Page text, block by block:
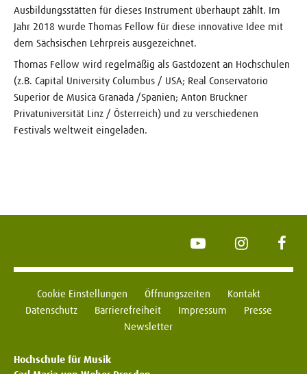
Ausbildungsstätten für dieses Instrument überhaupt zählt. Im
Jahr 2018 wurde Thomas Fellow für diese innovative Idee mit
dem Sächsischen Lehrpreis ausgezeichnet.
Thomas Fellow wird regelmäßig als Gastdozent an Hochschulen
(z.B. Capital University Columbus / USA; Real Conservatorio
Superior de Musica Granada /Spanien; Anton Bruckner
Privatuniversität Linz / Österreich) und zu verschiedenen
Festivals weltweit eingeladen.
YouTube Instagram
Cookie Einstellungen Öffnungszeiten
Kontakt
Datenschutz
Barrierefreiheit Impressum
Presse
Newsletter
Hochschule für Musik